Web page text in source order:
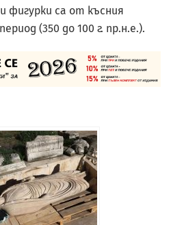
фигурки са от късния
(350 до 100 г. пр.н.е.).